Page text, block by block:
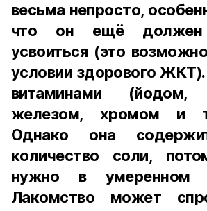
весьма непросто,
что он ещё должен
усвоиться (это
условии здорового ЖКТ).
витаминами (йодом,
железом, хромом и
Однако она
количество соли,
нужно в умеренном
Лакомство может